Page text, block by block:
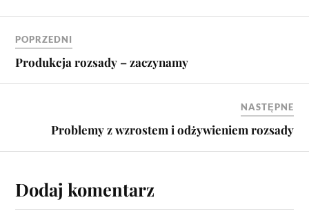
POPRZEDNI
Produkcja rozsady – zaczynamy
NASTĘPNE
Problemy z wzrostem i odżywieniem rozsady
Dodaj komentarz